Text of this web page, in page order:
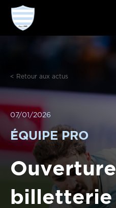
< Retour aux actus
07/01/2026
ÉQUIPE PRO
billetterie